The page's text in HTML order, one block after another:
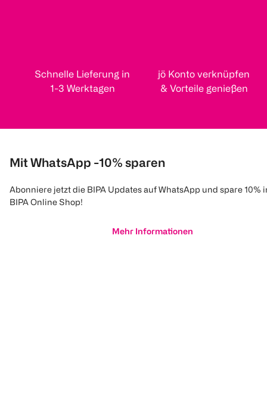
Schnelle Lieferung in
1-3 Werktagen
jö Konto verknüpfen
& Vorteile genießen
Mit WhatsApp -10% sparen
Abonniere jetzt die BIPA Updates auf WhatsApp und spare 10%
BIPA Online Shop!
Mehr Informationen